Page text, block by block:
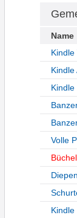
Name
Kindle
Kindle
Kindle
Volle